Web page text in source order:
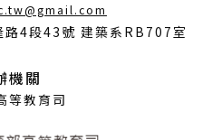
開
4段43號 建築系RB707室
機關
等教育司